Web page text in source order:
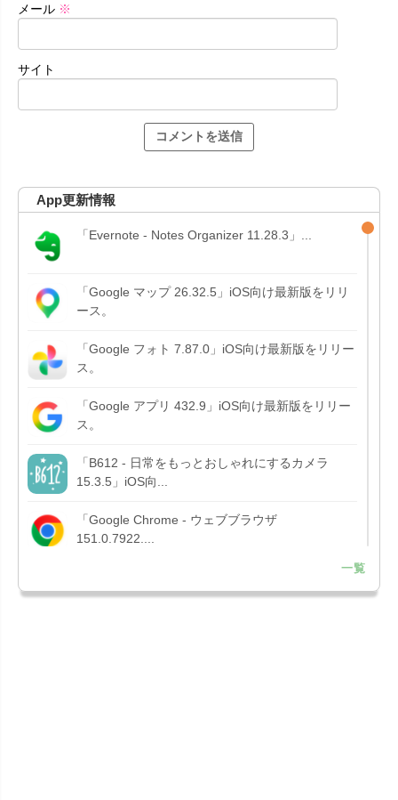
メール ※
サイト
App更新情報
「Evernote - Notes Organizer 11.28.3」...
「Google マップ 26.32.5」iOS向け最新版をリリ
ース。
「Google フォト 7.87.0」iOS向け最新版をリリー
ス。
「Google アプリ 432.9」iOS向け最新版をリリー
ス。
「B612 - 日常をもっとおしゃれにするカメラ
15.3.5」iOS向...
「Google Chrome - ウェブブラウザ
151.0.7922....
「Microsoft OneDrive 18.7.3」iOS向け最新版を...
一覧